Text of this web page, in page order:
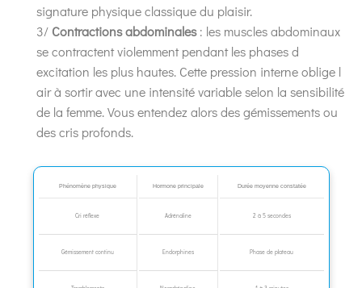
signature physique classique du plaisir.
3/ Contractions abdominales: les muscles abdominaux
se contractent violemment pendant les phases d
excitation les plus hautes. Cette pression interne oblige l
air à sortir avec une intensité variable selon la sensibilité
de la femme. Vous entendez alors des gémissements ou
des cris profonds.
Phénomène physique Hormone principale Durée moyenne constatée
Cri réflexe Adrénaline 2 à 5 secondes
Gémissement continu Endorphines Phase de plateau